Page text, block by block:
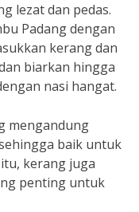
lezat dan pedas.
Padang dengan
kerang dan
biarkan hingga
nasi hangat.
mengandung
baik untuk
kerang juga
penting untuk